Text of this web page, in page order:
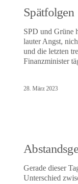
Spätfolgen
SPD und Grüne
lauter Angst,
und die letzten
Finanzminister
28. März 2023
Gerade dieser
Unterschied